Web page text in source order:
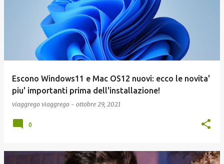
Escono Windows11 e Mac OS12 nuovi: ecco le novita'
piu' importanti prima dell'installazione!
viaggrego viaggrego - ottobre 29, 2021
0